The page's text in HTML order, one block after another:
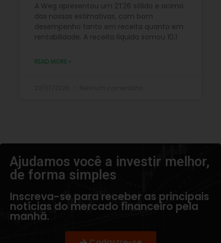
A Weg apresentou um 2T26 sólido e acima
das nossas estimativas, com bom
desempenho tanto em receita quanto em
rentabilidade. A receita líquida somou 10,1
READ MORE »
Ajudamos você a investir melhor,
de forma simples​
Inscreva-se para receber as principais
notícias do mercado financeiro pela
manhã.